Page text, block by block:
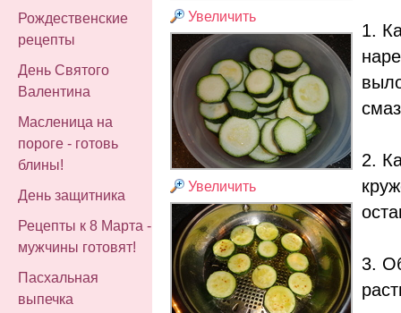
Рождественские
рецепты
День Святого
Валентина
Масленица на
пороге - готовь
блины!
День защитника
Рецепты к 8 Марта -
мужчины готовят!
Пасхальная
выпечка
Увеличить
Увеличить
1.
2.
3.